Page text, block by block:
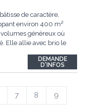
de caractère,
environ 400 m²
généreux où
Elle allie avec brio le
et fonctionnelle a
DEMANDE
D'INFOS
7 8 9